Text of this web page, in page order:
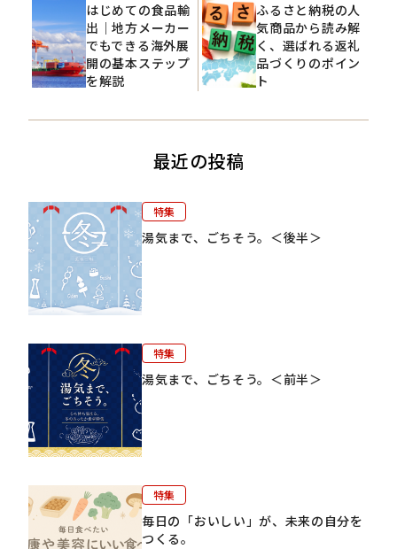
はじめての食品輸
出｜地方メーカー
でもできる海外展
開の基本ステップ
を解説
ふるさと納税の人
気商品から読み解
く、選ばれる返礼
品づくりのポイン
ト
最近の投稿
特集
湯気まで、ごちそう。＜後半＞
特集
湯気まで、ごちそう。＜前半＞
特集
毎日の「おいしい」が、未来の自分を
つくる。